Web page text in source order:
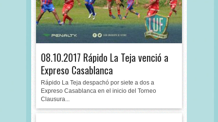
08.10.2017 Rápido La Teja venció a
Expreso Casablanca
Rápido La Teja despachó por siete a dos a
Expreso Casablanca en el inicio del Torneo
Clausura...